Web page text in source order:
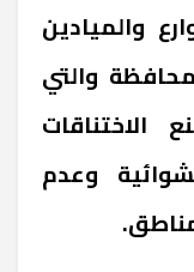
والميادين
والتي
الاختناقات
وعدم